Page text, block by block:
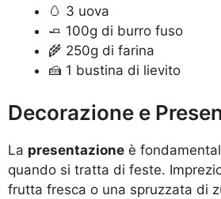
🥚 3 uova
🧈 100g di burro fuso
🌾 250g di farina
🍰 1 bustina di lievito
Decorazione e
La presentazione è
quando si tratta di feste.
frutta fresca o una spruzzata di